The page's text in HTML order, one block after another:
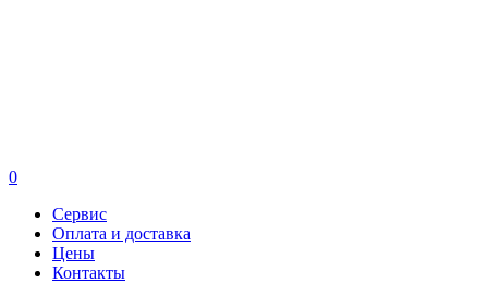
0
Сервис
Оплата и доставка
Цены
Контакты